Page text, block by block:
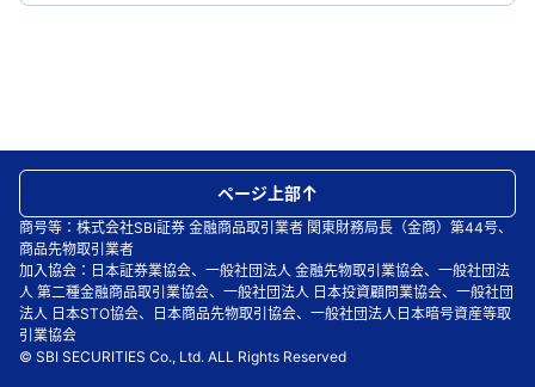
商号等：株式会社SBI証券 金融商品取引業者 関東財務局長（金商）第44号、
商品先物取引業者
加入協会：日本証券業協会、一般社団法人 金融先物取引業協会、一般社団法
人 第二種金融商品取引業協会、一般社団法人 日本投資顧問業協会、一般社団
法人 日本STO協会、日本商品先物取引協会、一般社団法人日本暗号資産等取
引業協会
© SBI SECURITIES Co., Ltd. ALL Rights Reserved
ページ上部